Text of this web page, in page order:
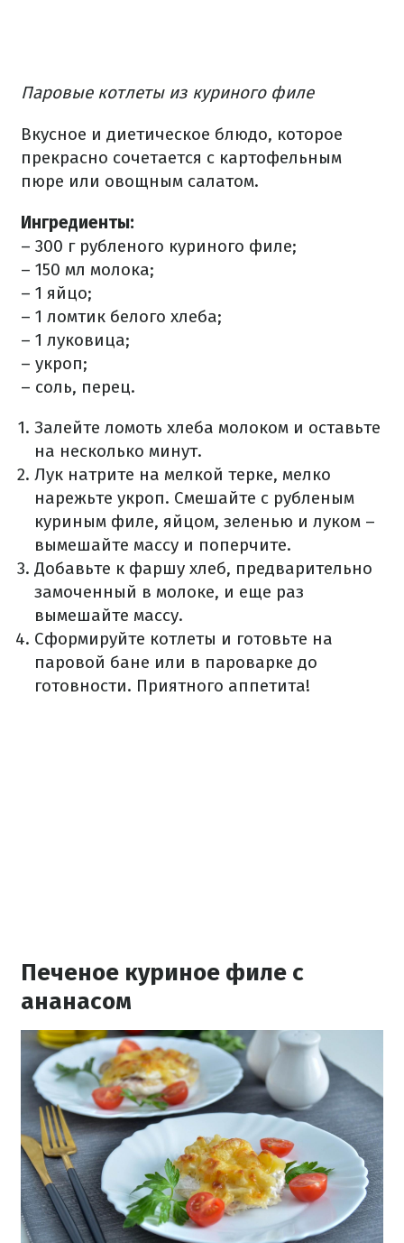
Паровые котлеты из куриного филе
Вкусное и диетическое блюдо, которое
прекрасно сочетается с картофельным
пюре или овощным салатом.
Ингредиенты:
– 300 г рубленого куриного филе;
– 150 мл молока;
– 1 яйцо;
– 1 ломтик белого хлеба;
– 1 луковица;
– укроп;
– соль, перец.
Залейте ломоть хлеба молоком и оставьте
на несколько минут.
Лук натрите на мелкой терке, мелко
нарежьте укроп. Смешайте с рубленым
куриным филе, яйцом, зеленью и луком –
вымешайте массу и поперчите.
Добавьте к фаршу хлеб, предварительно
замоченный в молоке, и еще раз
вымешайте массу.
Сформируйте котлеты и готовьте на
паровой бане или в пароварке до
готовности. Приятного аппетита!
Печеное куриное филе с
ананасом